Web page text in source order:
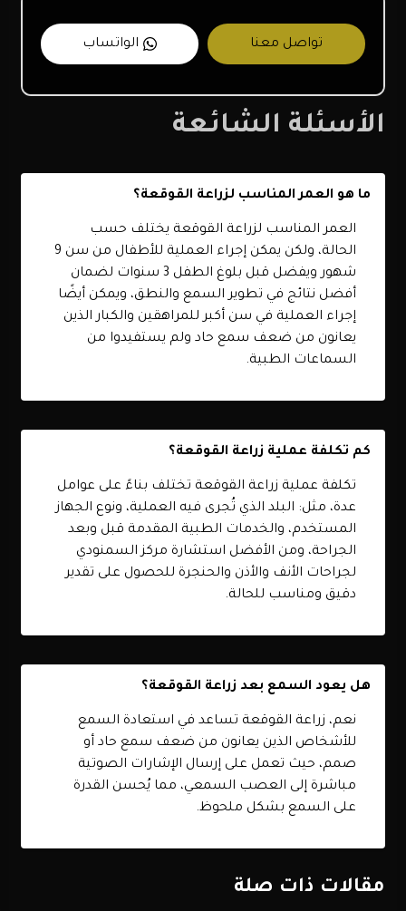
تواصل معنا الواتساب
الأسئلة الشائعة
ما هو العمر المناسب لزراعة القوقعة؟
العمر المناسب لزراعة القوقعة يختلف حسب
الحالة، ولكن يمكن إجراء العملية للأطفال من سن 9
شهور ويفضل قبل بلوغ الطفل 3 سنوات لضمان
أفضل نتائج في تطوير السمع والنطق، ويمكن أيضًا
إجراء العملية في سن أكبر للمراهقين والكبار الذين
يعانون من ضعف سمع حاد ولم يستفيدوا من
السماعات الطبية.
كم تكلفة عملية زراعة القوقعة؟
تكلفة عملية زراعة القوقعة تختلف بناءً على عوامل
عدة، مثل: البلد الذي تُجرى فيه العملية، ونوع الجهاز
المستخدم، والخدمات الطبية المقدمة قبل وبعد
الجراحة، ومن الأفضل استشارة مركز السمنودي
لجراحات الأنف والأذن والحنجرة للحصول على تقدير
دقيق ومناسب للحالة.
هل يعود السمع بعد زراعة القوقعة؟
نعم، زراعة القوقعة تساعد في استعادة السمع
للأشخاص الذين يعانون من ضعف سمع حاد أو
صمم، حيث تعمل على إرسال الإشارات الصوتية
مباشرة إلى العصب السمعي، مما يُحسن القدرة
على السمع بشكل ملحوظ.
مقالات ذات صلة